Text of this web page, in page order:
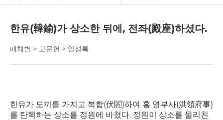
한유(韓鍮)가 상소한 뒤에, 전좌(殿座)하셨다.
매체별 > 고문헌 > 일성록
한유가 도끼를 가지고 복합(伏閤)하여 홍 영부사(洪領府事)
를 탄핵하는 상소를 정원에 바쳤다. 정원이 상소를 물리친